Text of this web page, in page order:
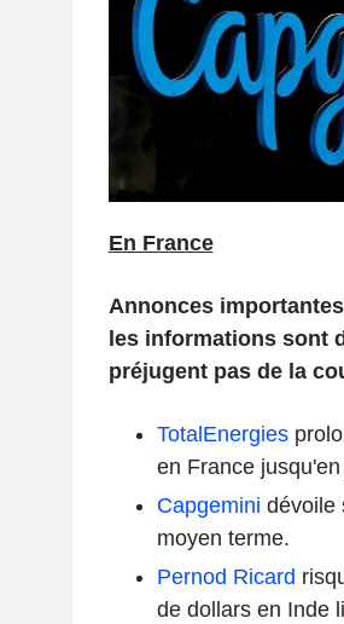
En France
Annonces
les informations sont
préjugent pas de la
TotalEnergies
en France
Capgemini dévoile
moyen terme.
Pernod Ricard
de dollars en Inde